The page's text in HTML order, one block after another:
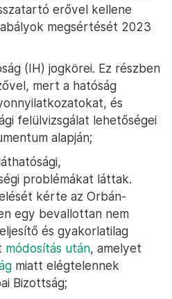
erővel kellene
megsértését 2023
(IH) jogkörei. Ez részben
mert a hatóság
és
felülvizsgálat lehetőségei
alapján;
problémákat láttak.
kérte az Orbán-
egy bevallottan nem
és gyakorlatilag
módosítás után, amelyet
miatt elégtelennek
Bizottság;